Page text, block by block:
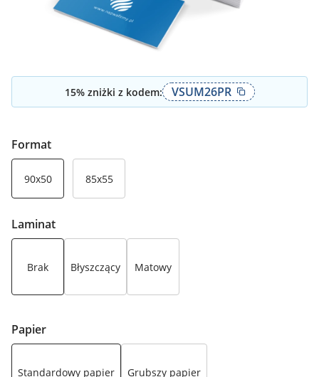
15% zniżki z kodem: VSUM26PR
Format
90x50 85x55
Laminat
Brak Błyszczący Matowy
Papier
Standardowy papier Grubszy papier